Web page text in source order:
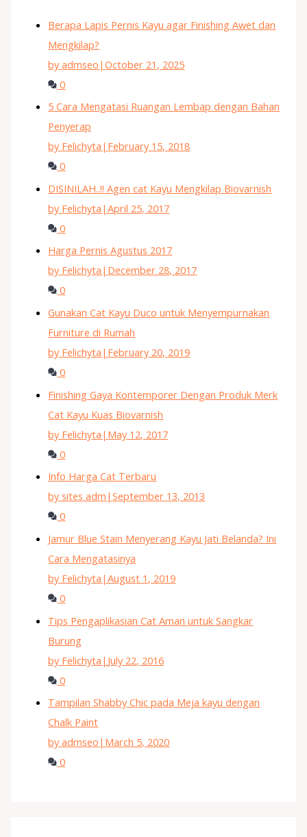
Berapa Lapis Pernis Kayu agar Finishing Awet dan
Mengkilap?
by admseo |October 21, 2025
0
5 Cara Mengatasi Ruangan Lembap dengan Bahan
Penyerap
by Felichyta | February 15, 2018
0
DISINILAH..!! Agen cat Kayu Mengkilap Biovarnish
by Felichyta |April 25, 2017
0
Harga Pernis Agustus 2017
by Felichyta | December 28, 2017
0
Gunakan Cat Kayu Duco untuk Menyempurnakan
Furniture di Rumah
by Felichyta | February 20, 2019
0
Finishing Gaya Kontemporer Dengan Produk Merk
Cat Kayu Kuas Biovarnish
by Felichyta | May 12, 2017
0
Info Harga Cat Terbaru
by sites adm |September 13, 2013
0
Jamur Blue Stain Menyerang Kayu Jati Belanda? Ini
Cara Mengatasinya
by Felichyta |August 1, 2019
0
Tips Pengaplikasian Cat Aman untuk Sangkar
Burung
by Felichyta | July 22, 2016
0
Tampilan Shabby Chic pada Meja kayu dengan
Chalk Paint
by admseo | March 5, 2020
0